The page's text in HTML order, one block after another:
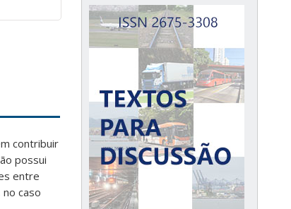
contribuir
possui
entre
caso